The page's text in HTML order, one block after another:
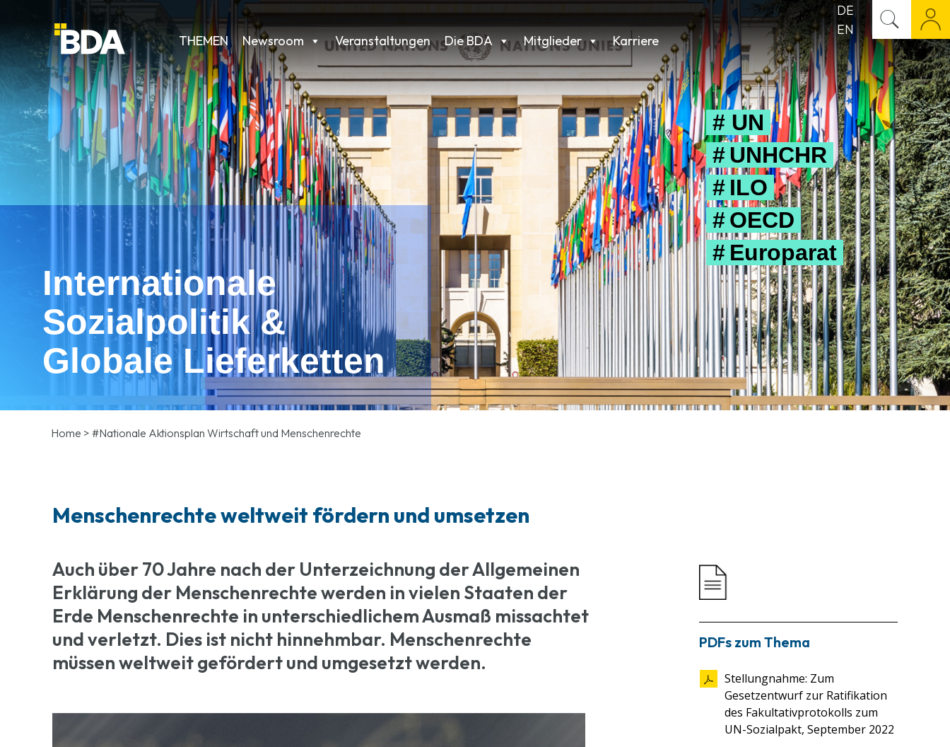
THEMEN Newsroom Veranstaltungen Die BDA Mitglieder Karriere
DE
EN
Internationale
Sozialpolitik &
Globale Lieferketten
# UN
# UNHCHR
# ILO
# OECD
# Europarat
Home > #Nationale Aktionsplan Wirtschaft und Menschenrechte
Menschenrechte weltweit fördern und umsetzen
Auch über 70 Jahre nach der Unterzeichnung der Allgemeinen
Erklärung der Menschenrechte werden in vielen Staaten der
Erde Menschenrechte in unterschiedlichem Ausmaß missachtet
und verletzt. Dies ist nicht hinnehmbar. Menschenrechte
müssen weltweit gefördert und umgesetzt werden.
PDFs zum Thema
Stellungnahme: Zum
Gesetzentwurf zur Ratifikation
des Fakultativprotokolls zum
UN-Sozialpakt, September 2022